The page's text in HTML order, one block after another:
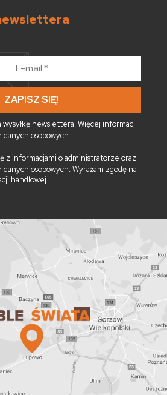
wysyłkę newslettera. Więcej informacji
osobowych
z informacjami o administratorze oraz
osobowych. Wyrażam zgodę na
handlowej.